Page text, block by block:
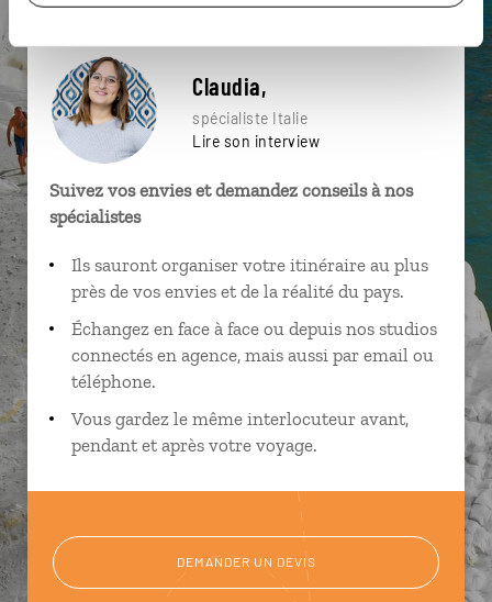
Claudia,
spécialiste Italie
Lire son interview
Suivez vos envies et demandez conseils à nos
spécialistes
Ils sauront organiser votre itinéraire au plus
près de vos envies et de la réalité du pays.
Échangez en face à face ou depuis nos studios
connectés en agence, mais aussi par email ou
téléphone.
Vous gardez le même interlocuteur avant,
pendant et après votre voyage.
DEMANDER UN DEVIS